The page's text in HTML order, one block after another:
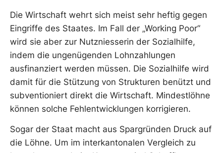
Die Wirtschaft wehrt sich meist sehr heftig gegen
Eingriffe des Staates. Im Fall der „Working Poor“
wird sie aber zur Nutzniesserin der Sozialhilfe,
indem die ungenügenden Lohnzahlungen
ausfinanziert werden müssen. Die Sozialhilfe wird
damit für die Stützung von Strukturen benützt und
subventioniert direkt die Wirtschaft. Mindestlöhne
können solche Fehlentwicklungen korrigieren.
Sogar der Staat macht aus Spargründen Druck auf
die Löhne. Um im interkantonalen Vergleich zu